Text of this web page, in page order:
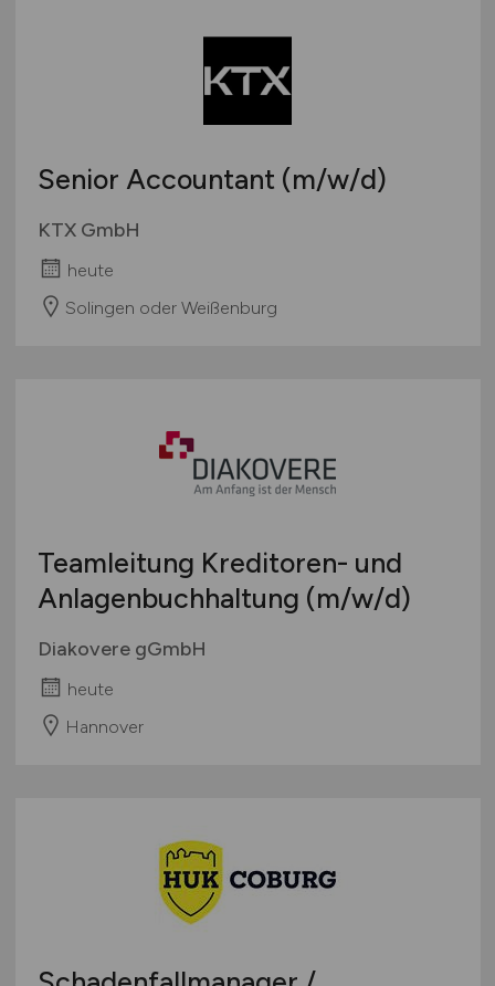
Senior Accountant (m/w/d)
KTX GmbH
heute
Solingen oder Weißenburg
Teamleitung Kreditoren- und
Anlagenbuchhaltung (m/w/d)
Diakovere gGmbH
heute
Hannover